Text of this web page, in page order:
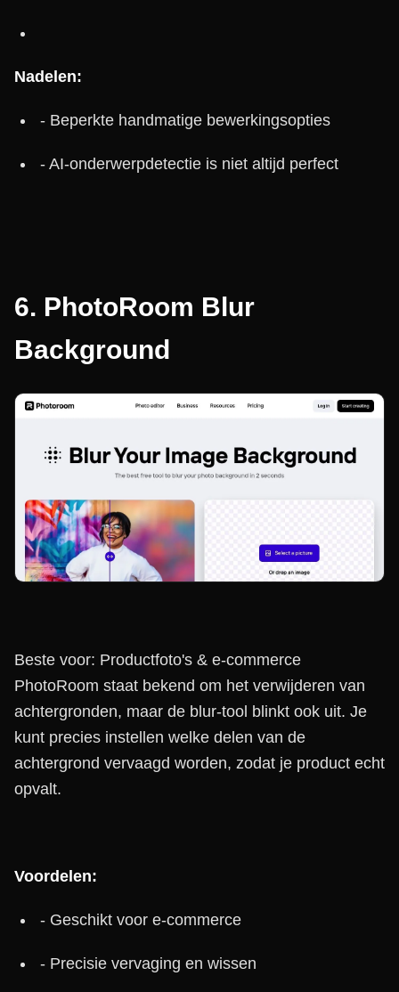
Nadelen:
- Beperkte handmatige bewerkingsopties
- AI-onderwerpdetectie is niet altijd perfect
6. PhotoRoom Blur
Background
Beste voor: Productfoto's & e-commerce
PhotoRoom staat bekend om het verwijderen van
achtergronden, maar de blur-tool blinkt ook uit. Je
kunt precies instellen welke delen van de
achtergrond vervaagd worden, zodat je product echt
opvalt.
Voordelen:
- Geschikt voor e-commerce
- Precisie vervaging en wissen